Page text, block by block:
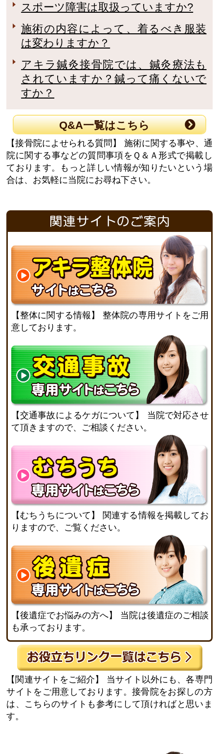
スポーツ障害は取扱っていますか?
施術の内容によって、着るべき服装
は変わりますか？
アキラ鍼灸接骨院では、鍼灸療法も
されていますか？鍼って痛くないで
すか？
Q&A一覧はこちら
【接骨院によせられる質問】
施術に関する事や、通
院に関する事などの質問事項をＱ＆Ａ形式で掲載し
ております。もっと詳しい情報が知りたいという場
合は、お気軽に当院にお尋ね下さい。
【整体に関する情報】
整体院の専用サイトをご用
意しております。
【交通事故によるケガについて】
当院で対応させ
て頂きますので、ご相談ください。
【むちうちについて】
関連する情報を掲載してお
りますので、ご覧ください。
【後遺症でお悩みの方へ】
当院は後遺症のご相談
も承っております。
【関連サイトをご紹介】
当サイト以外にも、各専門
サイトをご用意しております。接骨院をお探しの方
は、こちらのサイトも参考にして頂ければと思いま
す。